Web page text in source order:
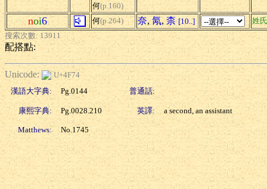
何(p.160)
noi6 何(p.264) 奈, 氝, 柰 [10..]
姓氏
搜索次數: 13911
配搭點:
Unicode:
U+4F74
漢語大字典:
Pg.0144 普通話:
康熙字典: Pg.0028.210 英譯: a second, an assistant
Matthews: No.1745